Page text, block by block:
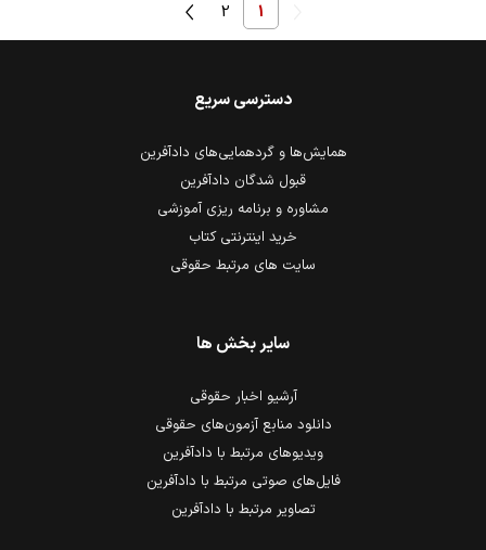
1
2
دسترسی سریع
همایش‌ها و گردهمایی‌های دادآفرین
قبول شدگان دادآفرین
مشاوره و برنامه ریزی آموزشی
خرید اینترنتی کتاب
سایت های مرتبط حقوقی
سایر بخش ها
آرشیو اخبار حقوقی
دانلود منابع آزمون‌های حقوقی
ویدیوهای مرتبط با دادآفرین
فایل‌های صوتی مرتبط با دادآفرین
تصاویر مرتبط با دادآفرین